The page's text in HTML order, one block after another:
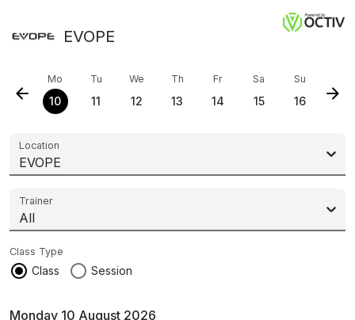
EVOPE
arrow_back
Mo
10
Tu
11
We
12
Th
13
Fr
14
Sa
15
Su
16 arrow_forward
Location
EVOPE
Trainer
All
Class Type
radio_button_checked Class radio_button_unchecked Session
Monday 10 August 2026